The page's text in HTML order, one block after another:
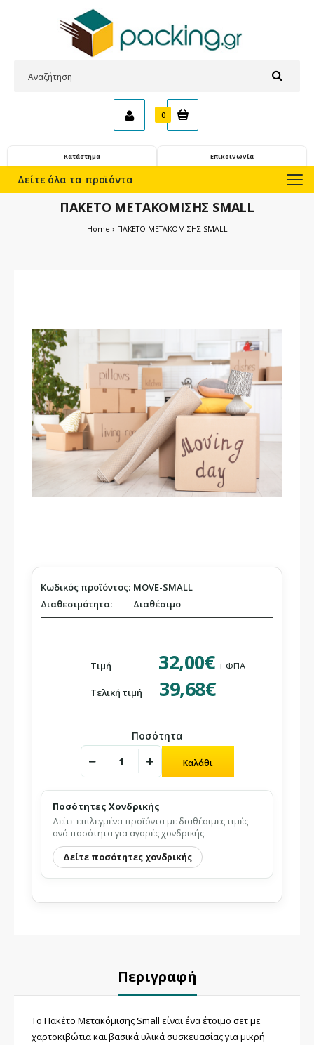
0
Κατάστημα Επικοινωνία
Δείτε όλα τα προϊόντα
ΠΑΚΕΤΟ ΜΕΤΑΚΟΜΙΣΗΣ SMALL
Home ΠΑΚΕΤΟ ΜΕΤΑΚΟΜΙΣΗΣ SMALL
Κωδικός προϊόντος: MOVE-SMALL
Διαθεσιμότητα:
Διαθέσιμο
Τιμή 32,00€ + ΦΠΑ
Τελική τιμή 39,68€
Ποσότητα
Ποσότητες Χονδρικής
Δείτε επιλεγμένα προϊόντα με διαθέσιμες τιμές
ανά ποσότητα για αγορές χονδρικής.
Δείτε ποσότητες χονδρικής
Περιγραφή
Το Πακέτο Μετακόμισης Small είναι ένα έτοιμο σετ με
χαρτοκιβώτια και βασικά υλικά συσκευασίας για μικρή